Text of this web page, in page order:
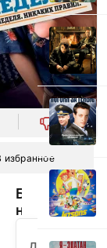
0
избранное
Безбрачная
неделя
смотреть